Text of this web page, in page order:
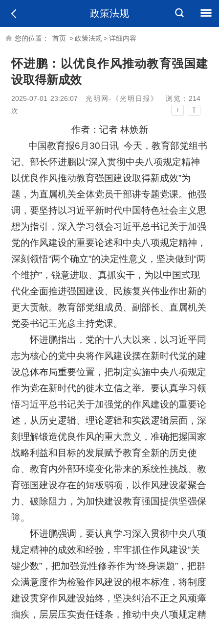
政策法规
您的位置： 首页 >政策法规>详细内容
怀进鹏：以优良作风推动教育强国建
设取得新成效
2025-07-01 23:26:07 光明网-《光明日报》 浏览： 214
次
T T
作者：记者 林焕新
中国教育报6月30日讯 今天，教育部党组书
记、部长怀进鹏以“深入贯彻中央八项规定精神
以优良作风推动教育强国建设取得新成效”为
题，为直属机关全体党员干部讲专题党课。他强
调，要坚持以习近平新时代中国特色社会主义思
想为指引，深入学习领会习近平总书记关于加强
党的作风建设的重要论述和中央八项规定精神，
深刻领悟“两个确立”的决定性意义，坚决做到“两
个维护”，锐意进取、真抓实干，为以中国式现
代化全面推进强国建设、民族复兴伟业作出新的
更大贡献。教育部党组成员、副部长、直属机关
党委书记王光彦主持党课。
怀进鹏指出，党的十八大以来，以习近平同
志为核心的党中央将作风建设摆在新时代党的建
设总体布局重要位置，把制定实施中央八项规定
作为党在新时代的徙木立信之举。要认真学习领
悟习近平总书记关于加强党的作风建设的重要论
述，从历史逻辑、理论逻辑和实践逻辑层面，深
刻理解锻造优良作风的重大意义，准确把握国家
战略利益和目标的发展赋予教育全新的历史使
命、教育内外部环境变化带来的系统性挑战、教
育强国建设存在的短板弱项，以作风建设凝聚合
力、破除阻力，为加快建设教育强国提供坚强保
障。
怀进鹏强调，要认真学习深入贯彻中央八项
规定精神的成效和经验，牢牢抓住作风建设“关
键少数”，把加强党性修养作为“终身课题”，把群
众满意度作为检验作风建设的根本标准，将制度
建设贯穿作风建设始终，坚决纠治不正之风顽瘴
痼疾，层层压实责任链条，推动中央八项规定精